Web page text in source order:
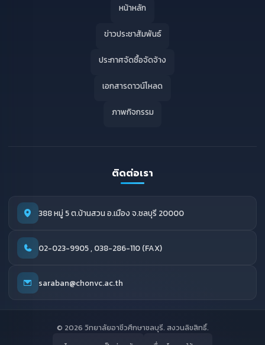
หน้าหลัก
ข่าวประชาสัมพันธ์
ประกาศจัดซื้อจัดจ้าง
เอกสารดาวน์โหลด
ภาพกิจกรรม
ติดต่อเรา
388 หมู่ 5 ต.บ้านสวน อ.เมือง จ.ชลบุรี 20000
02-023-9905 , 038-286-110 (FAX)
saraban@chonvc.ac.th
© 2026 วิทยาลัยอาชีวศึกษาชลบุรี. สงวนลิขสิทธิ์.